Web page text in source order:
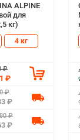
ALPINE
для
кг)
4 кг
₽
₽
₽
₽
₽
₽